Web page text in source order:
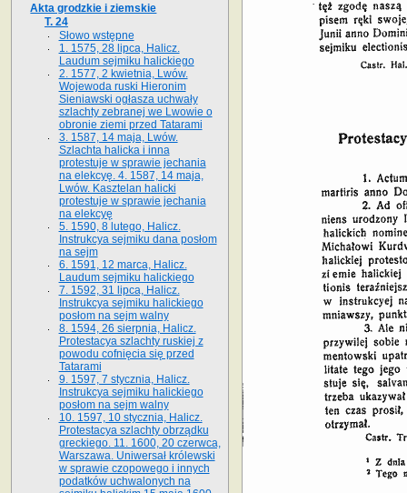
Akta grodzkie i ziemskie
T. 24
Słowo wstępne
1. 1575, 28 lipca, Halicz.
Laudum sejmiku halickiego
2. 1577, 2 kwietnia, Lwów.
Wojewoda ruski Hieronim
Sieniawski ogłasza uchwały
szlachty zebranej we Lwowie o
obronie ziemi przed Tatarami
3. 1587, 14 maja, Lwów.
Szlachta halicka i inna
protestuje w sprawie jechania
na elekcyę. 4. 1587, 14 maja,
Lwów. Kasztelan halicki
protestuje w sprawie jechania
na elekcyę
5. 1590, 8 lutego, Halicz.
Instrukcya sejmiku dana posłom
na sejm
6. 1591, 12 marca, Halicz.
Laudum sejmiku halickiego
7. 1592, 31 lipca, Halicz.
Instrukcya sejmiku halickiego
posłom na sejm walny
8. 1594, 26 sierpnia, Halicz.
Protestacya szlachty ruskiej z
powodu cofnięcia się przed
Tatarami
9. 1597, 7 stycznia, Halicz.
Instrukcya sejmiku halickiego
posłom na sejm walny
10. 1597, 10 stycznia, Halicz.
Protestacya szlachty obrządku
greckiego. 11. 1600, 20 czerwca,
Warszawa. Uniwersał królewski
w sprawie czopowego i innych
podatków uchwalonych na